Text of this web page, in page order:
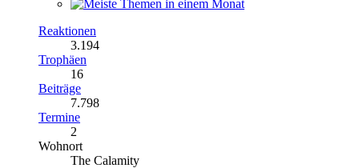
Reaktionen
3.194
Trophäen
16
Beiträge
7.798
Termine
2
Wohnort
The Calamity